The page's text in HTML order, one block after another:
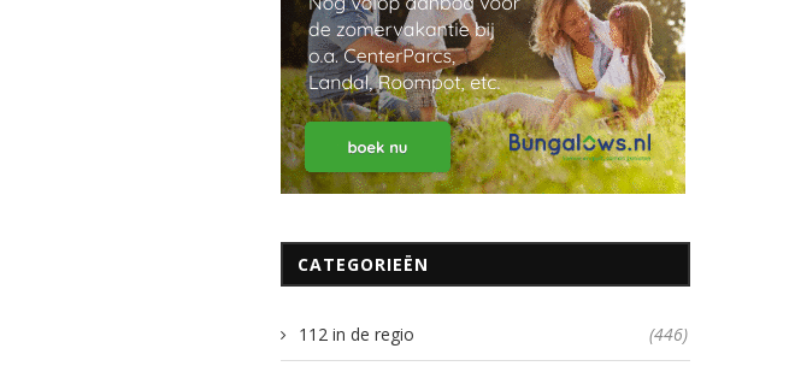
CATEGORIEËN
112 in de regio (446)